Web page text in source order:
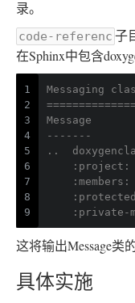
录。
code-referenc 子
在Sphinx中包含
1
2
3
4
5
6
7
8
9
Messaging
Message
-------
..
:project:
    :members:
:private-
这将输出Message类
具体实施